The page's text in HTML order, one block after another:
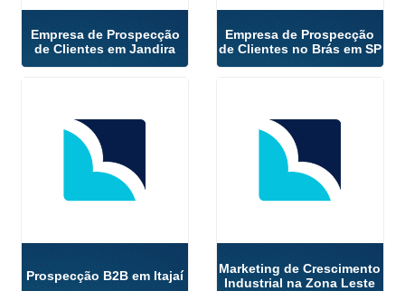
Empresa de Prospecção
de Clientes em Jandira
Empresa de Prospecção
de Clientes no Brás em SP
Prospecção B2B em Itajaí
Marketing de Crescimento
Industrial na Zona Leste